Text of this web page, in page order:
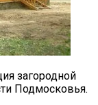
загородной
Подмосковья.